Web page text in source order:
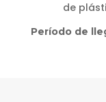
de
Período de